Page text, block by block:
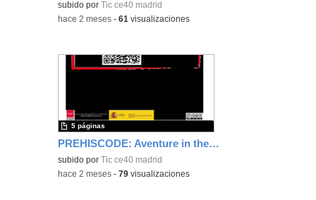
subido por Tic ce40 madrid
-hace 2 meses -61 visualizaciones
PREHISCODE: Aventure in the stonge age
subido por Tic ce40 madrid
5 páginas
-hace 2 meses -79 visualizaciones